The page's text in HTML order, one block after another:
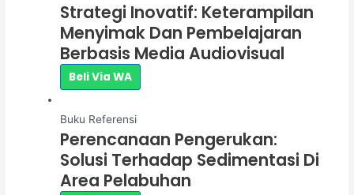
Strategi Inovatif: Keterampilan
Menyimak Dan Pembelajaran
Berbasis Media Audiovisual
Beli Via WA
Buku Referensi
Perencanaan Pengerukan:
Solusi Terhadap Sedimentasi Di
Area Pelabuhan